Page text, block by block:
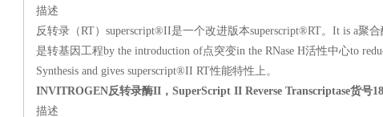
描述
反转录（RT）superscript®II是一个改进版本superscript®RT。It is a聚
是转基因工程by the introduction of点突变in the RNase H活性中心to
Synthesis and gives superscript®II RT性能特性上。
INVITROGEN反转录酶II，SuperScript II Reverse Transcriptase货号
描述